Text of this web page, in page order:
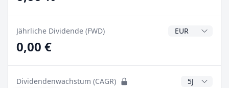
Jährliche Dividende (FWD)
0,00 €
Dividendenwachstum (CAGR) CAGR Jahre